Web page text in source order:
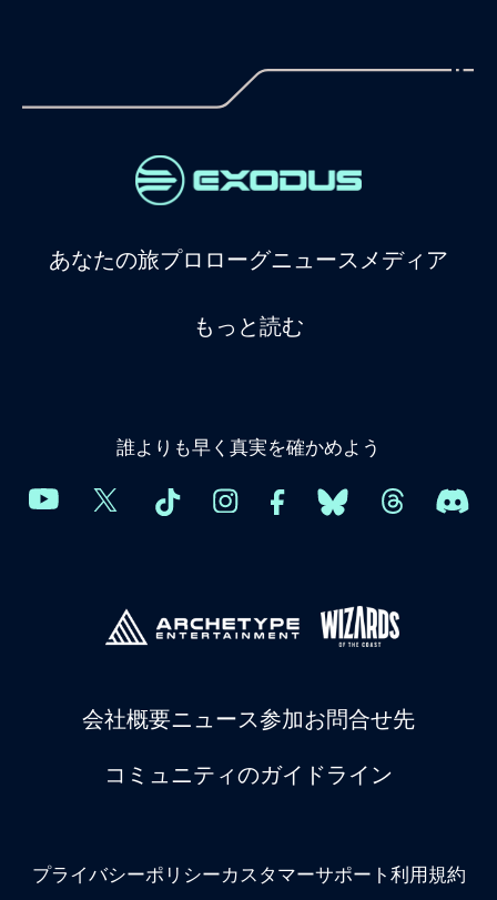
あなたの旅プロローグニュースメディア
もっと読む
誰よりも早く真実を確かめよう
会社概要ニュース参加お問合せ先
コミュニティのガイドライン
プライバシーポリシーカスタマーサポート利用規約